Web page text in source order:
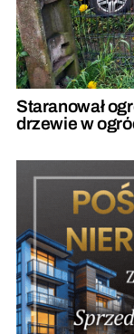
Staranował
drzewie w